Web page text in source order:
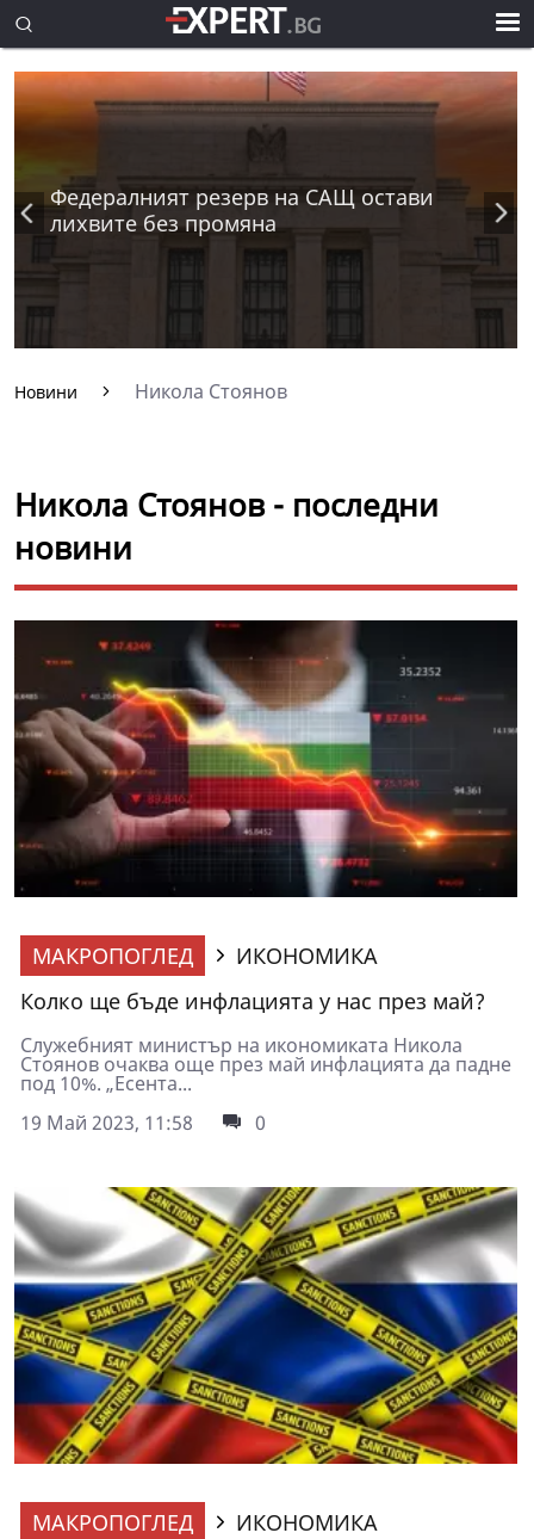
Федералният резерв на САЩ остави
лихвите без промяна
Новини Никола Стоянов
Никола Стоянов - последни
новини
МАКРОПОГЛЕД
ИКОНОМИКА
Колко ще бъде инфлацията у нас през май?
Служебният министър на икономиката Никола
Стоянов очаква още през май инфлацията да падне
под 10%. „Есента...
19 Май 2023, 11:58
0
МАКРОПОГЛЕД
ИКОНОМИКА